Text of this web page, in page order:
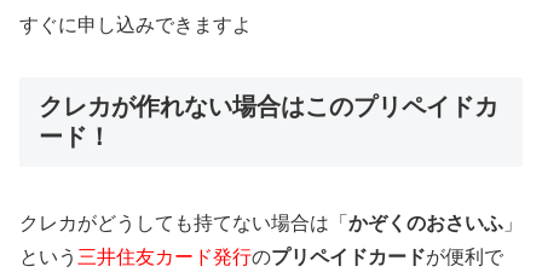
すぐに申し込みできますよ
クレカが作れない場合はこのプリペイドカ
ード！
クレカがどうしても持てない場合は「 かぞくのおさいふ 」
という 三井住友カード発行のプリペイドカードが便利で